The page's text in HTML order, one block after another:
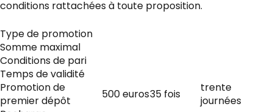
conditions rattachées à toute proposition.
Type de promotion
Somme maximal
Conditions de pari
Temps de validité
Promotion de
premier dépôt
500 euros35 fois
trente
journées